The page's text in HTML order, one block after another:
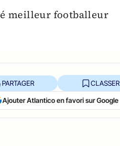
meilleur footballeur
PARTAGER CLASSER
Ajouter Atlantico en favori sur Google